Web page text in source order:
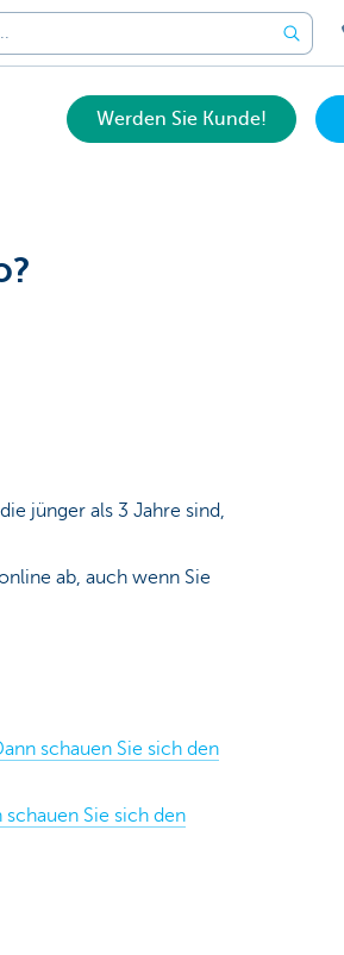
Werden Sie Kunde!
jünger als 3 Jahre sind,
ab, auch wenn Sie
schauen Sie sich den
Sie sich den